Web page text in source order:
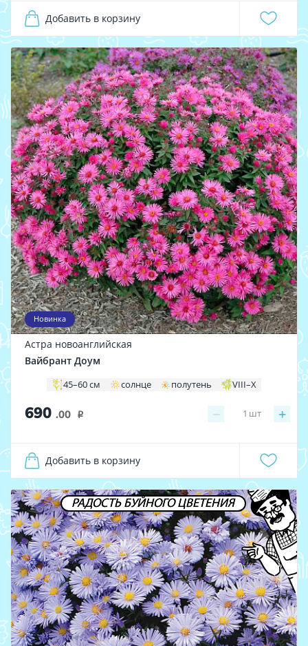
Добавить в корзину
Новинка
Астра новоанглийская
Вайбрант Доум
45–60 см солнце полутень VIII–X
690 .00 i − +
1 шт
Добавить в корзину
РАДОСТЬ БУЙНОГО ЦВЕТЕНИЯ